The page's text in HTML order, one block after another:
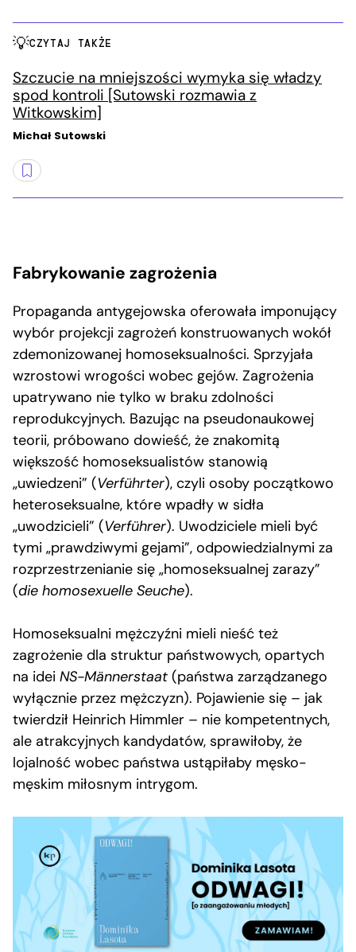
CZYTAJ TAKŻE
Szczucie na mniejszości wymyka się władzy
spod kontroli [Sutowski rozmawia z
Witkowskim]
Michał Sutowski
Fabrykowanie zagrożenia
Propaganda antygejowska oferowała imponujący
wybór projekcji zagrożeń konstruowanych wokół
zdemonizowanej homoseksualności. Sprzyjała
wzrostowi wrogości wobec gejów. Zagrożenia
upatrywano nie tylko w braku zdolności
reprodukcyjnych. Bazując na pseudonaukowej
teorii, próbowano dowieść, że znakomitą
większość homoseksualistów stanowią
„uwiedzeni” (Verführter), czyli osoby początkowo
heteroseksualne, które wpadły w sidła
„uwodzicieli” (Verführer). Uwodziciele mieli być
tymi „prawdziwymi gejami”, odpowiedzialnymi za
rozprzestrzenianie się „homoseksualnej zarazy”
(die homosexuelle Seuche).
Homoseksualni mężczyźni mieli nieść też
zagrożenie dla struktur państwowych, opartych
na idei NS-Männerstaat (państwa zarządzanego
wyłącznie przez mężczyzn). Pojawienie się – jak
twierdził Heinrich Himmler – nie kompetentnych,
ale atrakcyjnych kandydatów, sprawiłoby, że
lojalność wobec państwa ustąpiłaby męsko-
męskim miłosnym intrygom.